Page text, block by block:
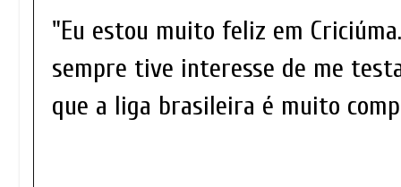
"Eu estou muito feliz em
sempre tive interesse de me
que a liga brasileira é muito